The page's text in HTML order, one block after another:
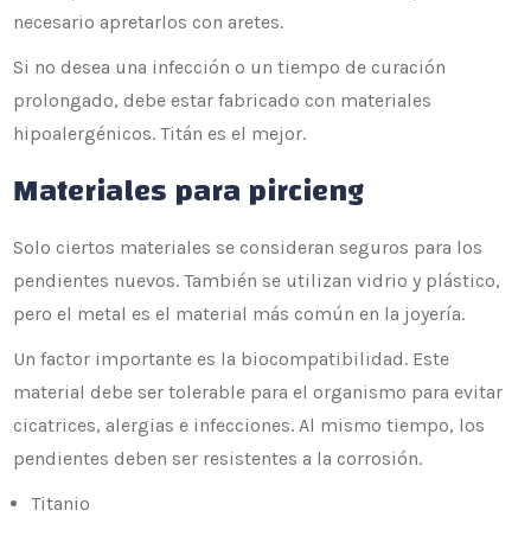
necesario apretarlos con aretes.
Si no desea una infección o un tiempo de curación
prolongado, debe estar fabricado con materiales
hipoalergénicos. Titán es el mejor.
Materiales para pircieng
Solo ciertos materiales se consideran seguros para los
pendientes nuevos. También se utilizan vidrio y plástico,
pero el metal es el material más común en la joyería.
Un factor importante es la biocompatibilidad. Este
material debe ser tolerable para el organismo para evitar
cicatrices, alergias e infecciones. Al mismo tiempo, los
pendientes deben ser resistentes a la corrosión.
Titanio